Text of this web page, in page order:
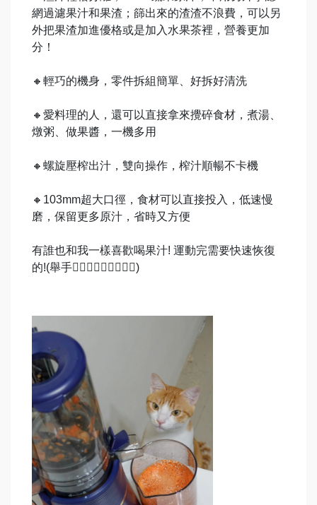
網過濾果汁和果渣；篩出來的渣渣不浪費，可以另
外把果渣加進優格或是加入水果茶裡，營養更加
分！
🔸輕巧的機身，零件拆組簡單、好拆好清洗
🔸愛料理的人，還可以直接拿來攪碎食材，煮湯、
燉粥、做果醬，一機多用
🔸螺旋壓榨出汁，雙向操作，榨汁順暢不卡機
🔸103mm超大口徑，食材可以直接投入，低速慢
磨，保留更多原汁，省時又方便
有誰也和我一樣喜歡喝果汁! 運動完需要快速恢復
的!(舉手🙋🏻‍♀️🙋🏻‍♀️🙋🏻‍♀️)